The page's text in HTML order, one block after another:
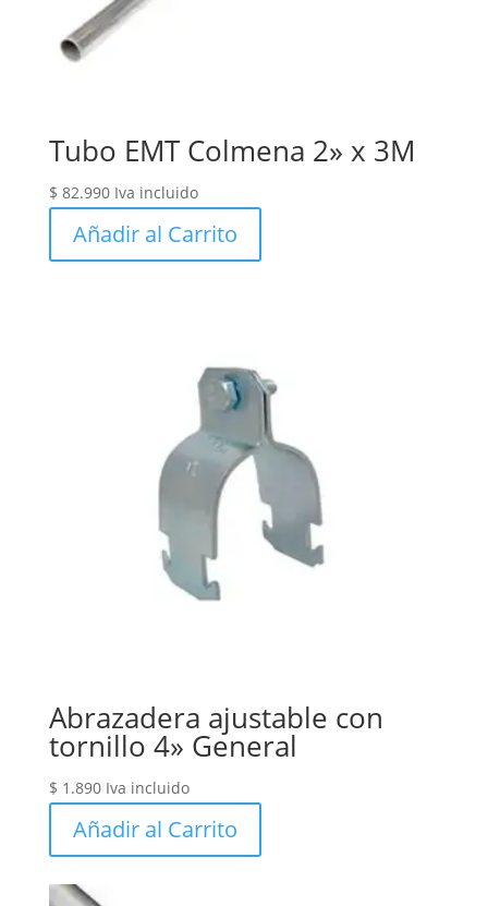
Tubo EMT Colmena 2» x 3M
$ 82.990 Iva incluido
Añadir al Carrito
Abrazadera ajustable con
tornillo 4» General
$ 1.890 Iva incluido
Añadir al Carrito